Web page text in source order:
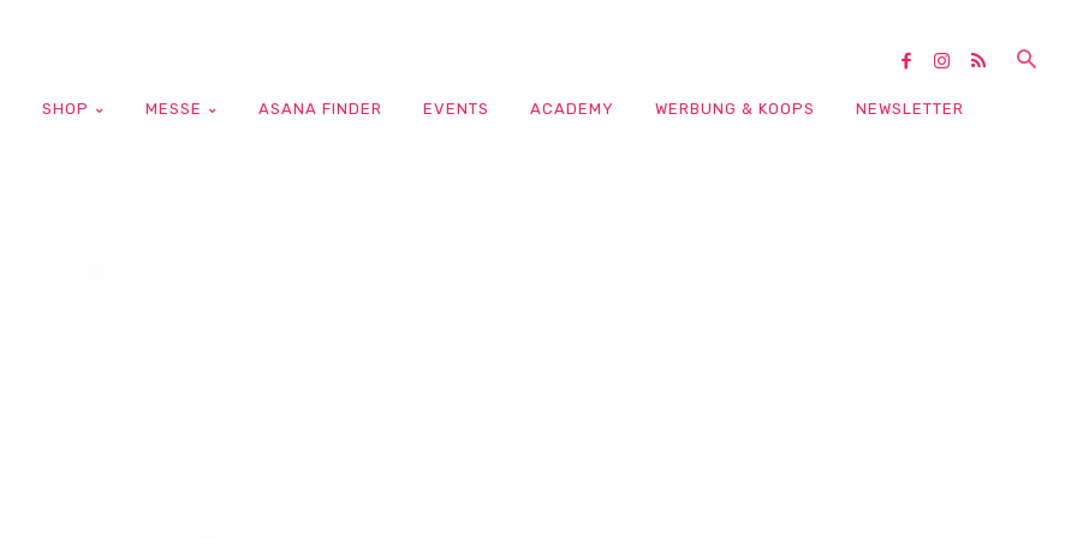
SHOP MESSE ASANA FINDER EVENTS ACADEMY WERBUNG & KOOPS NEWSLETTER